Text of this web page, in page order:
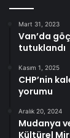
Mart 31, 2023
Van’da
tutuklandı
Kasım 1, 2025
CHP’nin
yorumu
Aralık 20, 2024
Mudanya
Kültürel